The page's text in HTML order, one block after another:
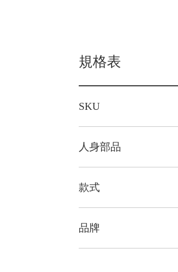
規格表
SKU
人身部品
款式
品牌